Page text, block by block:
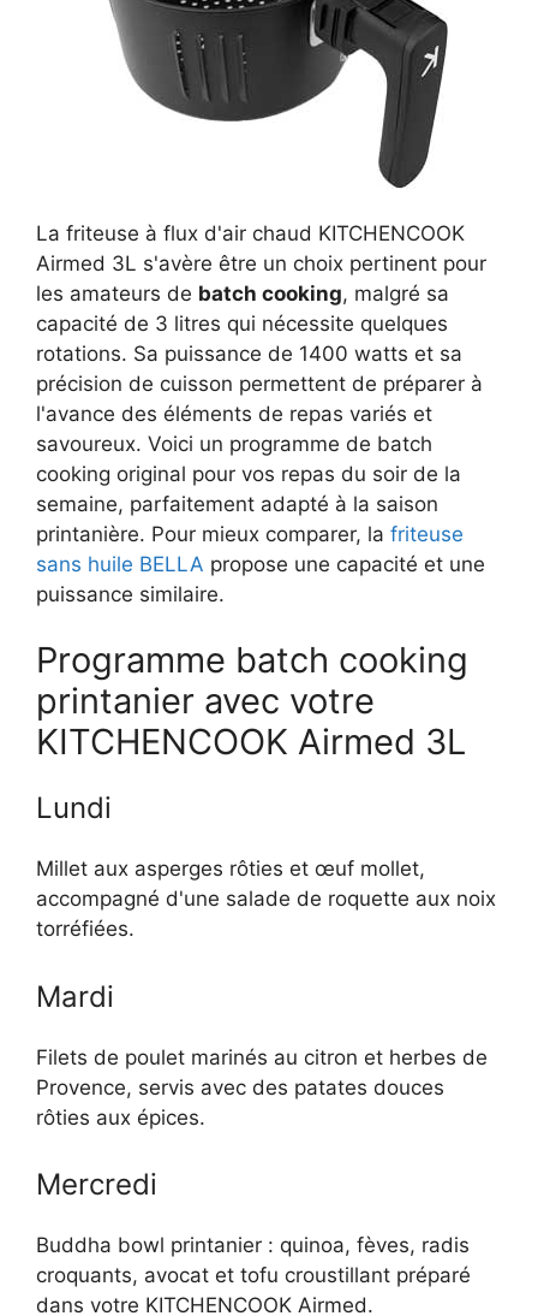
La friteuse à flux d'air chaud KITCHENCOOK
Airmed 3L s'avère être un choix pertinent pour
les amateurs de batch cooking, malgré sa
capacité de 3 litres qui nécessite quelques
rotations. Sa puissance de 1400 watts et sa
précision de cuisson permettent de préparer à
l'avance des éléments de repas variés et
savoureux. Voici un programme de batch
cooking original pour vos repas du soir de la
semaine, parfaitement adapté à la saison
printanière. Pour mieux comparer, la friteuse
sans huile BELLA propose une capacité et une
puissance similaire.
Programme batch cooking
printanier avec votre
KITCHENCOOK Airmed 3L
Lundi
Millet aux asperges rôties et œuf mollet,
accompagné d'une salade de roquette aux noix
torréfiées.
Mardi
Filets de poulet marinés au citron et herbes de
Provence, servis avec des patates douces
rôties aux épices.
Mercredi
Buddha bowl printanier : quinoa, fèves, radis
croquants, avocat et tofu croustillant préparé
dans votre KITCHENCOOK Airmed.